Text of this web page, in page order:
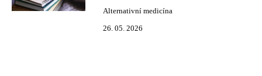
Alternativní medicína
26. 05. 2026